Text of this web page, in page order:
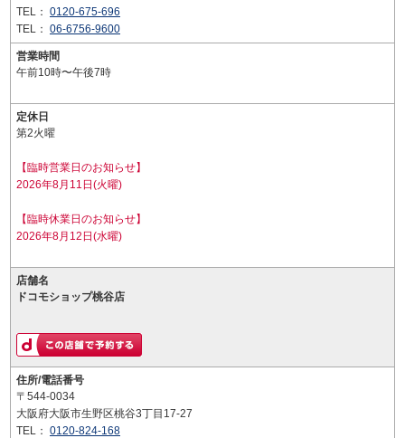
TEL： 0120-675-696
TEL： 06-6756-9600
営業時間
午前10時〜午後7時
定休日
第2火曜
【臨時営業日のお知らせ】
2026年8月11日(火曜)
【臨時休業日のお知らせ】
2026年8月12日(水曜)
店舗名
ドコモショップ桃谷店
住所/電話番号
〒544-0034
大阪府大阪市生野区桃谷3丁目17-27
TEL： 0120-824-168